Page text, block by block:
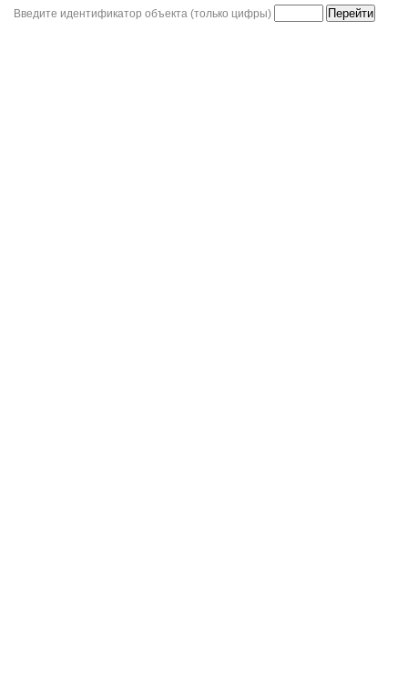
Введите идентификатор объекта (только цифры)